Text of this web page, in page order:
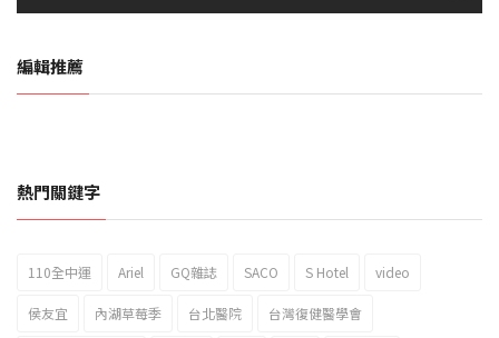
編輯推薦
2023新北市北海岸國際風箏節「風在石起」霸氣回歸
熱門關鍵字
110全中運 Ariel GQ雜誌 SACO S Hotel video
侯友宜 內湖草莓季 台北醫院 台灣復健醫學會